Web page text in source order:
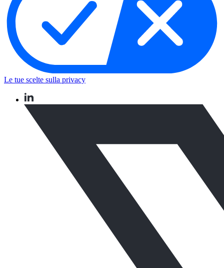
Le tue scelte sulla privacy